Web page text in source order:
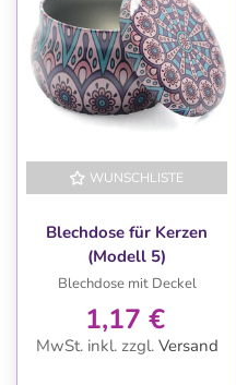
WUNSCHLISTE
Blechdose für Kerzen
(Modell 5)
Blechdose mit Deckel
1,17 €
MwSt. inkl. zzgl. Versand